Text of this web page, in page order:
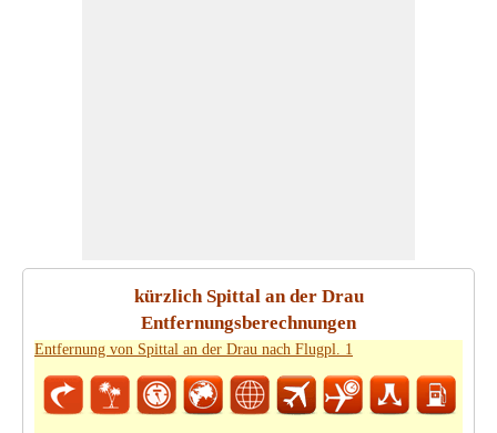
kürzlich Spittal an der Drau
Entfernungsberechnungen
Entfernung von Spittal an der Drau nach Flugpl. 1